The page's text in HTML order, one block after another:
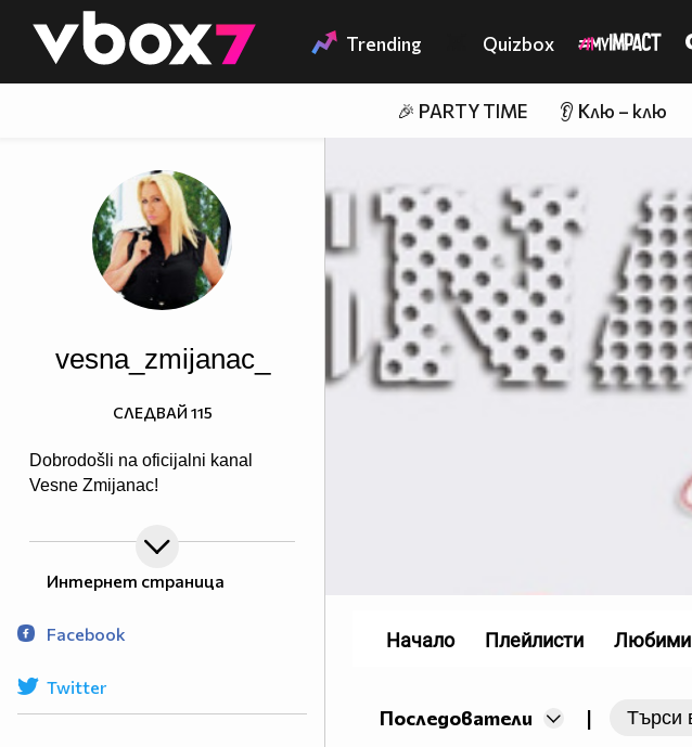
👾 Trending Quizbox
🎉 PARTY TIME 👂 Клю – клю
vesna_zmijanac_
Dobrodošli na oficijalni kanal
Vesne Zmijanac!
СЛЕДВАЙ 115
Интернет страница
Facebook
Twitter
Последователи |
Начало Плейлисти Любими